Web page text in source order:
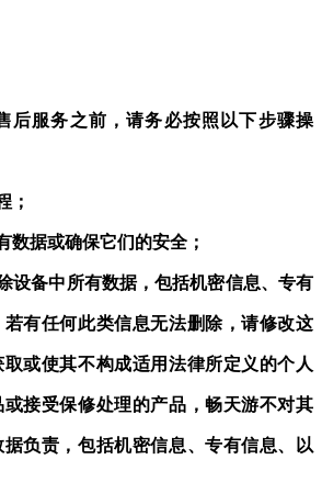
后服务之前，请务必按照以下步骤操
；
数据或确保它们的安全；
设备中所有数据，包括机密信息、专有
有任何此类信息无法删除，请修改这
或使其不构成适用法律所定义的个人
接受保修处理的产品，畅天游不对其
负责，包括机密信息、专有信息、以